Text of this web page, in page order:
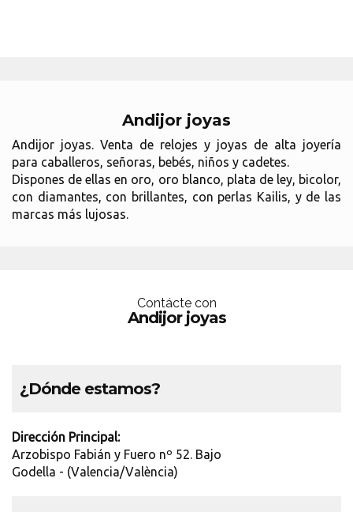
Andijor joyas
Andijor joyas. Venta de relojes y joyas de alta joyería
para caballeros, señoras, bebés, niños y cadetes.
Dispones de ellas en oro, oro blanco, plata de ley, bicolor,
con diamantes, con brillantes, con perlas Kailis, y de las
marcas más lujosas.
Contácte con
Andijor joyas
¿Dónde estamos?
Dirección Principal:
Arzobispo Fabián y Fuero nº 52. Bajo
Godella - (Valencia/València)